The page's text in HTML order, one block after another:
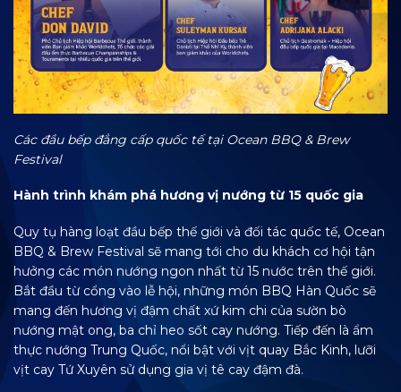
Các đầu bếp đẳng cấp quốc tế tại Ocean BBQ & Brew
Festival
Hành trình khám phá hương vị nướng từ 15 quốc gia
Quy tụ hàng loạt đầu bếp thế giới và đối tác quốc tế, Ocean
BBQ & Brew Festival sẽ mang tới cho du khách cơ hội tận
hưởng các món nướng ngon nhất từ 15 nước trên thế giới.
Bắt đầu từ cổng vào lễ hội, những món BBQ Hàn Quốc sẽ
mang đến hương vị đậm chất xứ kim chi của sườn bò
nướng mật ong, ba chỉ heo sốt cay nướng. Tiếp đến là ẩm
thực nướng Trung Quốc, nổi bật với vịt quay Bắc Kinh, lưỡi
vịt cay Tứ Xuyên sử dụng gia vị tê cay đậm đà.